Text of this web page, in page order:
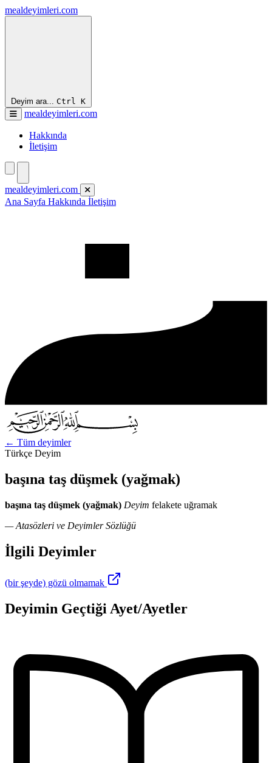
mealdeyimleri.com
Deyim ara... Ctrl K
mealdeyimleri.com
Hakkında
İletişim
mealdeyimleri.com
Ana Sayfa Hakkında İletişim
← Tüm deyimler
Türkçe Deyim
başına taş düşmek (yağmak)
başına taş düşmek (yağmak) Deyim felakete uğramak
— Atasözleri ve Deyimler Sözlüğü
İlgili Deyimler
(bir şeyde) gözü olmamak
Deyimin Geçtiği Ayet/Ayetler